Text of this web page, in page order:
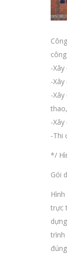
-
-
-
-
-Thi
*/
Gói
trực
trình